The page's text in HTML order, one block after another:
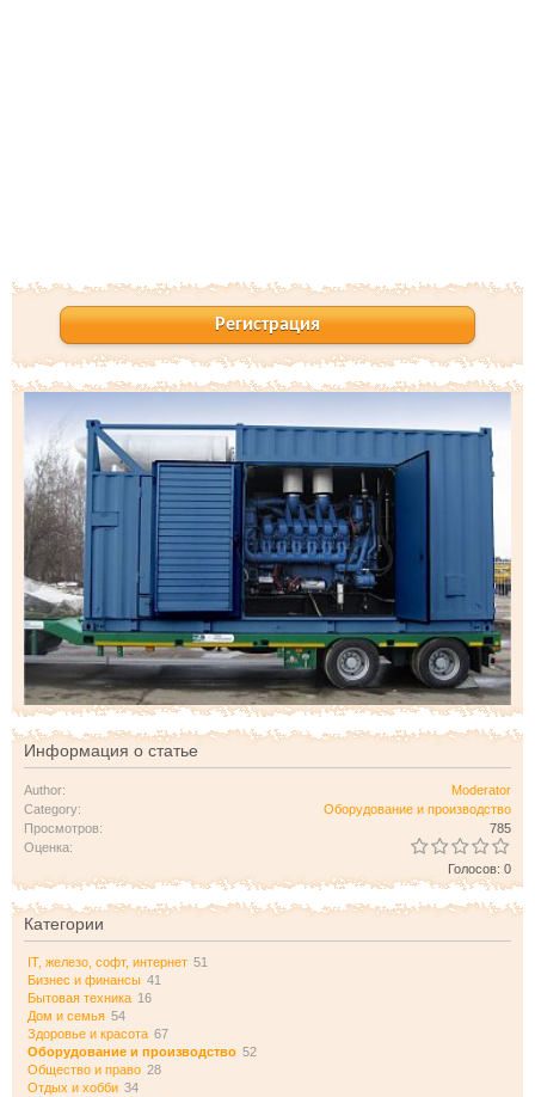
Регистрация
Информация о статье
Author:
Moderator
Category:
Оборудование и производство
Просмотров:
785
Оценка:
Голосов: 0
Категории
IT, железо, софт, интернет 51
Бизнес и финансы 41
Бытовая техника 16
Дом и семья 54
Здоровье и красота 67
Оборудование и производство 52
Общество и право 28
Отдых и хобби 34